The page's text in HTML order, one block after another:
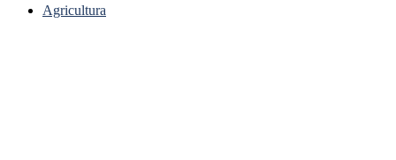
Agricultura